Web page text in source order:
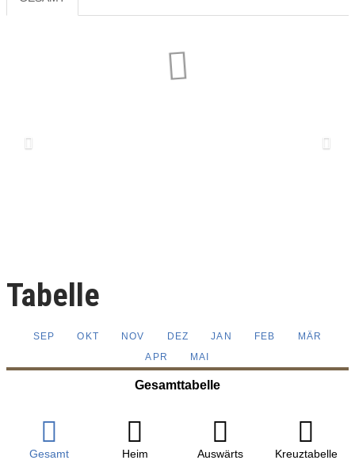
Tabelle
SEP OKT NOV DEZ JAN FEB
MÄR
APR
MAI
Gesamttabelle
Gesamt Heim Auswärts Kreuztabelle